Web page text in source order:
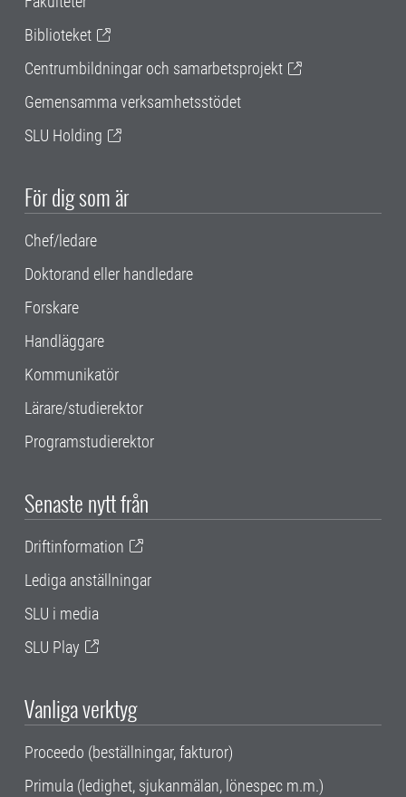
Biblioteket
Centrumbildningar och samarbetsprojekt
Gemensamma verksamhetsstödet
SLU Holding
För dig som är
Chef/ledare
Doktorand eller handledare
Forskare
Handläggare
Kommunikatör
Lärare/studierektor
Programstudierektor
Senaste nytt från
Driftinformation
Lediga anställningar
SLU i media
SLU Play
Vanliga verktyg
Proceedo (beställningar, fakturor)
Primula (ledighet, sjukanmälan, lönespec m.m.)